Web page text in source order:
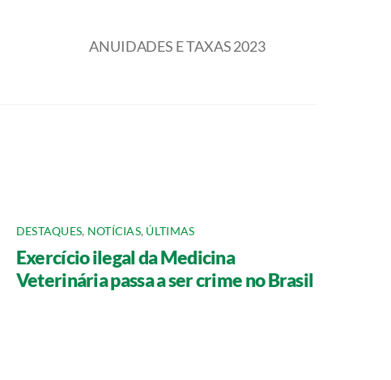
ANUIDADES E TAXAS 2023
DESTAQUES, NOTÍCIAS, ÚLTIMAS
Exercício ilegal da Medicina
Veterinária passa a ser crime no Brasil